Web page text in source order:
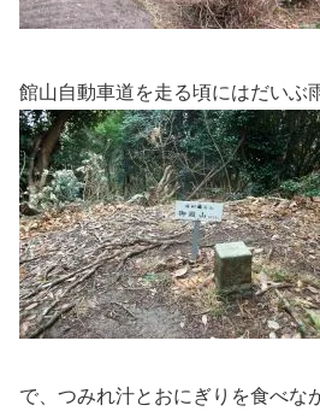
館山自動車道を走る頃にはだいぶ
で、つみれ汁とおにぎりを食べな